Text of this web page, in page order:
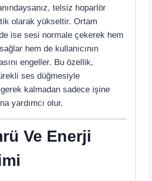
telsiz hoparlör
olarak yükseltir. Ortam
ise sesi normale çekerek hem
hem de kullanıcının
engeller. Bu özellik,
ses düğmesiyle
kalmadan sadece işine
yardımcı olur.
Ve Enerji